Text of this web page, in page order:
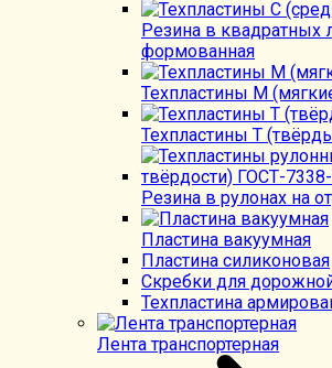
Резина в квадратных
формованная
Техпластины М
Техпластины Т
Резина в рулонах на
Пластина вакуумная
Пластина силиконовая
Скребки для
Техпластина
Лента транспортерная